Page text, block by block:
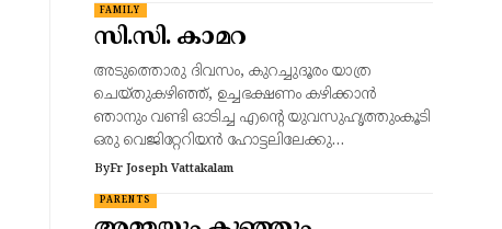
FAMILY
സി.സി. കാമറ
അടുത്തൊരു ദിവസം, കുറച്ചുദൂരം യാത്ര
ചെയ്തുകഴിഞ്ഞ്, ഉച്ചഭക്ഷണം കഴിക്കാൻ
ഞാനും വണ്ടി ഓടിച്ച എന്റെ യുവസുഹൃത്തുംകൂടി
ഒരു വെജിറ്റേറിയൻ ഹോട്ടലിലേക്കു…
ByFr Joseph Vattakalam
PARENTS